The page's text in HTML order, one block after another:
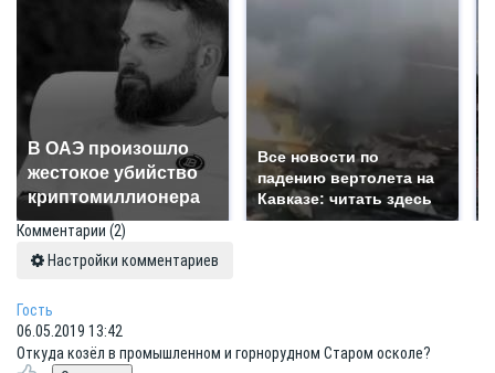
В ОАЭ произошло
жестокое убийство
криптомиллионера
Все новости по
падению вертолета на
Кавказе: читать здесь
Комментарии (2)
Настройки комментариев
Гость
06.05.2019 13:42
Откуда козёл в промышленном и горнорудном Старом осколе?